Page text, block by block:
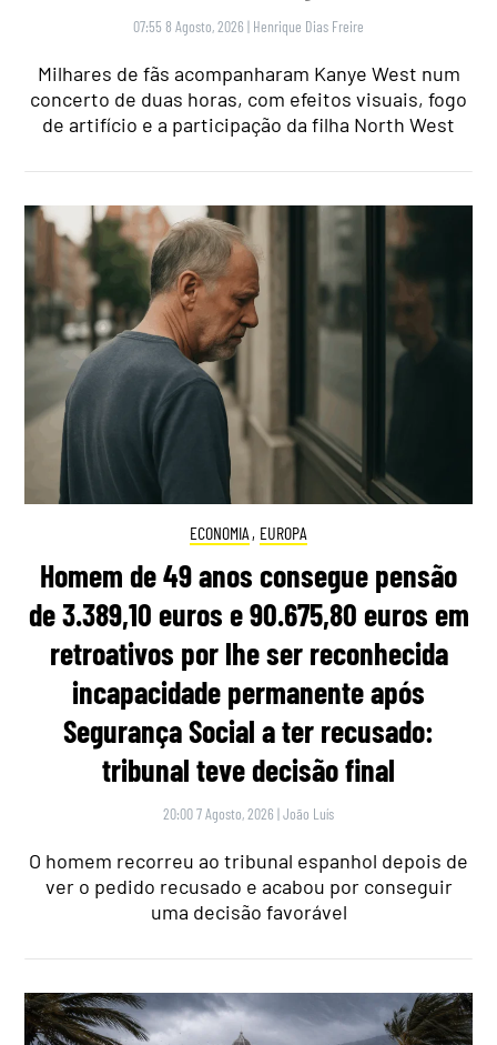
07:55 8 Agosto, 2026 | Henrique Dias Freire
Milhares de fãs acompanharam Kanye West num
concerto de duas horas, com efeitos visuais, fogo
de artifício e a participação da filha North West
ECONOMIA , EUROPA
Homem de 49 anos consegue pensão
de 3.389,10 euros e 90.675,80 euros em
retroativos por lhe ser reconhecida
incapacidade permanente após
Segurança Social a ter recusado:
tribunal teve decisão final
20:00 7 Agosto, 2026 |João Luís
O homem recorreu ao tribunal espanhol depois de
ver o pedido recusado e acabou por conseguir
uma decisão favorável